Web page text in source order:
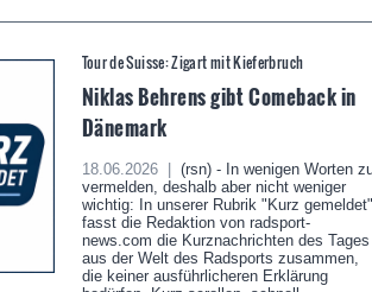
Tour de Suisse: Zigart mit Kieferbruch
Niklas Behrens gibt Comeback in
Dänemark
18.06.2026 |
(rsn) - In wenigen Worten
vermelden, deshalb aber nicht weniger
wichtig: In unserer Rubrik "Kurz gemeldet"
fasst die Redaktion von radsport-
news.com die Kurznachrichten des Tages
aus der Welt des Radsports zusammen,
die keiner ausführlicheren Erklärung